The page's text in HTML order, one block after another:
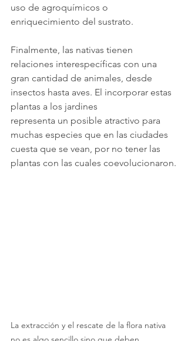
uso de agroquímicos o
enriquecimiento del sustrato.
Finalmente, las nativas tienen
relaciones interespecíficas con una
gran cantidad de animales, desde
insectos hasta aves. El incorporar estas
plantas a los jardines
representa un posible atractivo para
muchas especies que en las ciudades
cuesta que se vean, por no tener las
plantas con las cuales coevolucionaron.
La extracción y el rescate de la flora nativa